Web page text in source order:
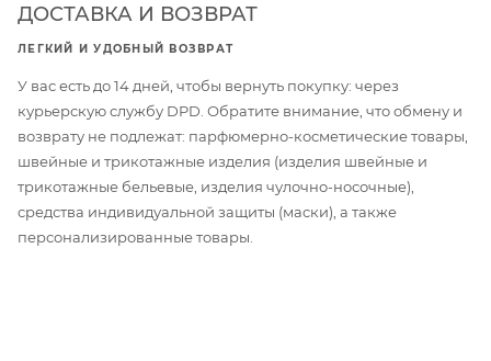
ДОСТАВКА И ВОЗВРАТ
ЛЕГКИЙ И УДОБНЫЙ ВОЗВРАТ
У вас есть до 14 дней, чтобы вернуть покупку: через
курьерскую службу DPD. Обратите внимание, что обмену и
возврату не подлежат: парфюмерно-косметические товары,
швейные и трикотажные изделия (изделия швейные и
трикотажные бельевые, изделия чулочно-носочные),
средства индивидуальной защиты (маски), а также
персонализированные товары.